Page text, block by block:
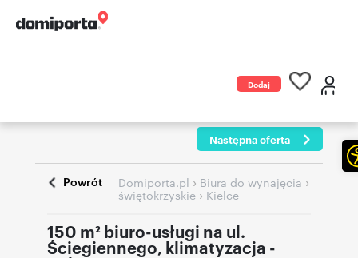
Dodaj
Następna oferta
Powrót Domiporta.pl › Biura do wynajęcia ›
świętokrzyskie › Kielce
150 m² biuro-usługi na ul.
Ściegiennego, klimatyzacja -